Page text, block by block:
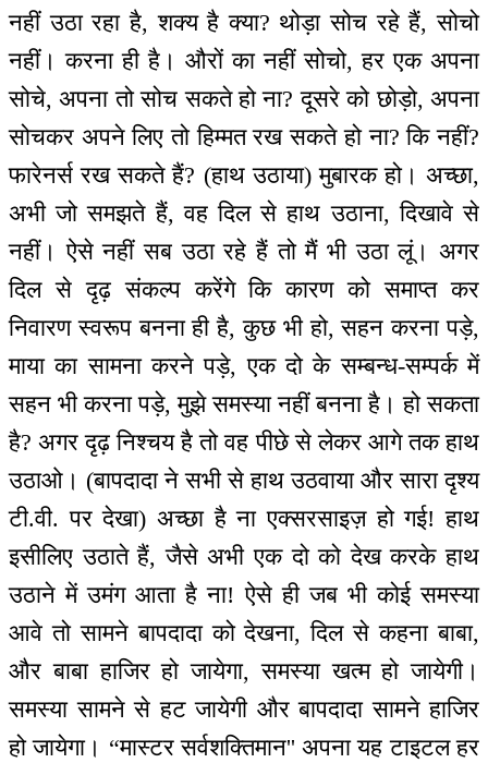
नहीं उठा रहा है, शक्य है क्या? थोड़ा सोच रहे हैं, सोचो
नहीं। करना ही है। औरों का नहीं सोचो, हर एक अपना
सोचे, अपना तो सोच सकते हो ना? दूसरे को छोड़ो, अपना
सोचकर अपने लिए तो हिम्मत रख सकते हो ना? कि नहीं?
फारेनर्स रख सकते हैं? (हाथ उठाया) मुबारक हो। अच्छा,
अभी जो समझते हैं, वह दिल से हाथ उठाना, दिखावे से
नहीं। ऐसे नहीं सब उठा रहे हैं तो मैं भी उठा लूं। अगर
दिल से दृढ़ संकल्प करेंगे कि कारण को समाप्त कर
निवारण स्वरूप बनना ही है, कुछ भी हो, सहन करना पड़े,
माया का सामना करने पड़े, एक दो के सम्बन्ध-सम्पर्क में
सहन भी करना पड़े, मुझे समस्या नहीं बनना है। हो सकता
है? अगर दृढ़ निश्चय है तो वह पीछे से लेकर आगे तक हाथ
उठाओ। (बापदादा ने सभी से हाथ उठवाया और सारा दृश्य
टी.वी. पर देखा) अच्छा है ना एक्सरसाइज़ हो गई! हाथ
इसीलिए उठाते हैं, जैसे अभी एक दो को देख करके हाथ
उठाने में उमंग आता है ना! ऐसे ही जब भी कोई समस्या
आवे तो सामने बापदादा को देखना, दिल से कहना बाबा,
और बाबा हाजिर हो जायेगा, समस्या खत्म हो जायेगी।
समस्या सामने से हट जायेगी और बापदादा सामने हाजिर
हो जायेगा। “मास्टर सर्वशक्तिमान'' अपना यह टाइटल हर